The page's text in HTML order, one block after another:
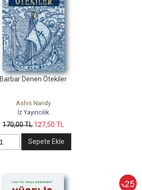
Barbar Denen Ötekiler
Ashis Nandy
İz Yayıncılık
170,00TL 127,50 TL
Sepete Ekle
%25